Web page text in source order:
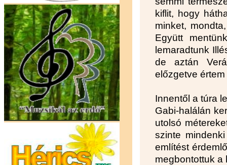
kiflit, hogy
minket,
Együtt
lemaradtunk
de aztán
előzgetve
Innentől a túra
Gabi-halálán
utolsó
szinte
említést
megbontottuk a